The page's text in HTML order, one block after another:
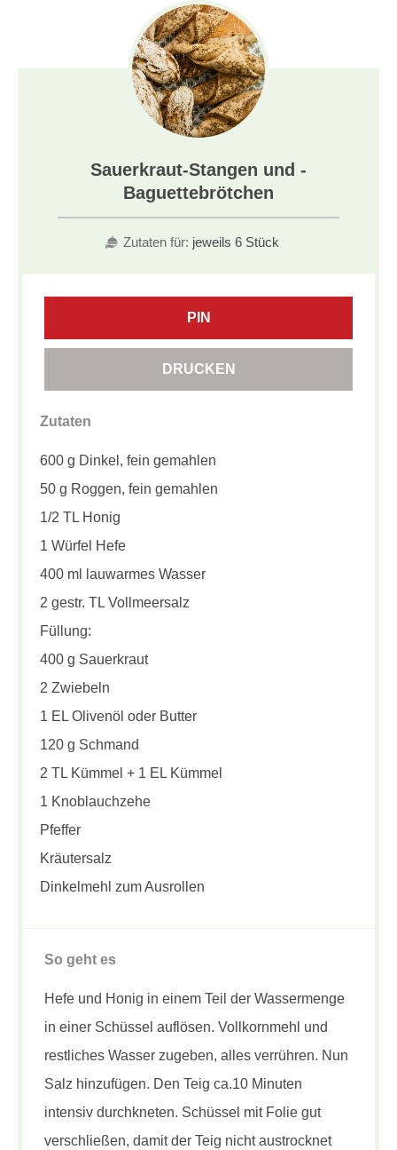
Sauerkraut-Stangen und -
Baguettebrötchen
Zutaten für: jeweils 6 Stück
PIN
DRUCKEN
Zutaten
600 g Dinkel, fein gemahlen
50 g Roggen, fein gemahlen
1/2 TL Honig
1 Würfel Hefe
400 ml lauwarmes Wasser
2 gestr. TL Vollmeersalz
Füllung:
400 g Sauerkraut
2 Zwiebeln
1 EL Olivenöl oder Butter
120 g Schmand
2 TL Kümmel + 1 EL Kümmel
1 Knoblauchzehe
Pfeffer
Kräutersalz
Dinkelmehl zum Ausrollen
So geht es
Hefe und Honig in einem Teil der Wassermenge
in einer Schüssel auflösen. Vollkornmehl und
restliches Wasser zugeben, alles verrühren. Nun
Salz hinzufügen. Den Teig ca.10 Minuten
intensiv durchkneten. Schüssel mit Folie gut
verschließen, damit der Teig nicht austrocknet